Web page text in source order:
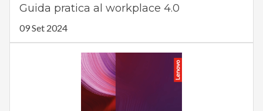
Guida pratica al workplace 4.0
09 Set 2024